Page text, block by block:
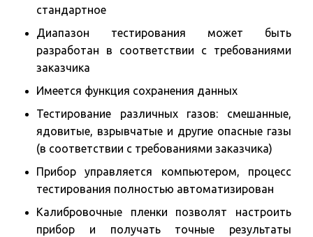
стандартное
Диапазон тестирования может быть
разработан в соответствии с требованиями
заказчика
Имеется функция сохранения данных
Тестирование различных газов: смешанные,
ядовитые, взрывчатые и другие опасные газы
(в соответствии с требованиями заказчика)
Прибор управляется компьютером, процесс
тестирования полностью автоматизирован
Калибровочные пленки позволят настроить
прибор и получать точные результаты